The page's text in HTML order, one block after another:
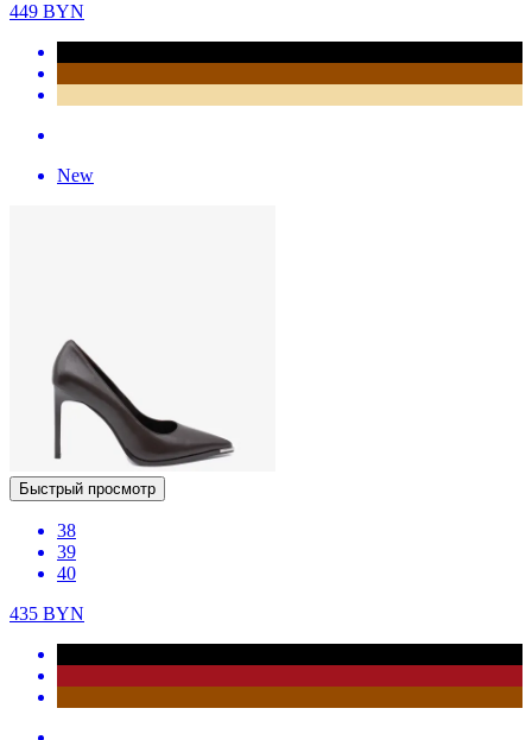
449 BYN
New
Быстрый просмотр
38
39
40
435 BYN